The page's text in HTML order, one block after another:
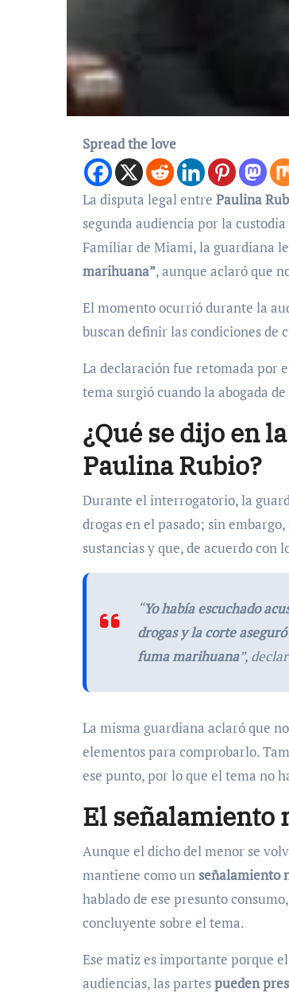
Spread the love
La disputa legal entre Paulina
segunda audiencia por la
Familiar de Miami, la guardiana
marihuana”, aunque aclaró que
El momento ocurrió durante la
buscan definir las condiciones de
La declaración fue retomada por
tema surgió cuando la abogada
¿Qué se dijo en
Paulina Rubio?
Durante el interrogatorio, la
drogas en el pasado; sin
sustancias y que, de acuerdo con
“Yo había escuchado
drogas y la corte
fuma marihuana”,
La misma guardiana aclaró que
elementos para comprobarlo.
ese punto, por lo que el tema no
El señalamiento
Aunque el dicho del menor se
mantiene como un señalamiento
hablado de ese presunto
concluyente sobre el tema.
Ese matiz es importante porque
audiencias, las partespueden